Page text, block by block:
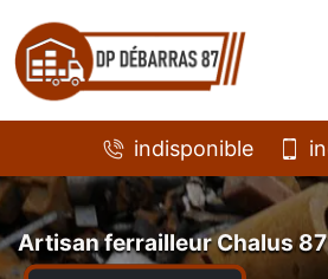
indisponible
Artisan ferrailleur Chalus